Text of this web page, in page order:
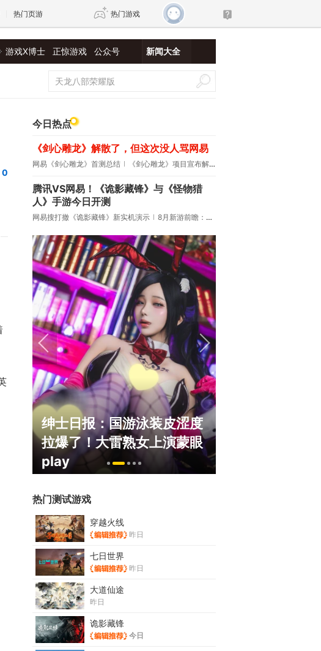
热门页游 热门游戏
王权与自由 诛仙世界 新仙侠5
游戏X博士 正惊游戏 公众号 新闻大全
0
今日热点
《剑心雕龙》解散了，但这次没人骂网易
网易《剑心雕龙》首测总结 《剑心雕龙》项目宣布解散
腾讯VS网易！《诡影藏锋》与《怪物猎
人》手游今日开测
网易搜打撤《诡影藏锋》新实机演示 8月新游前瞻：《诡秘之主》领衔
绅士日报：国游泳装皮涩度
拉爆了！大雷熟女上演蒙眼
play
热门测试游戏
穿越火线
昨日
七日世界
昨日
大道仙途
昨日
诡影藏锋
今日